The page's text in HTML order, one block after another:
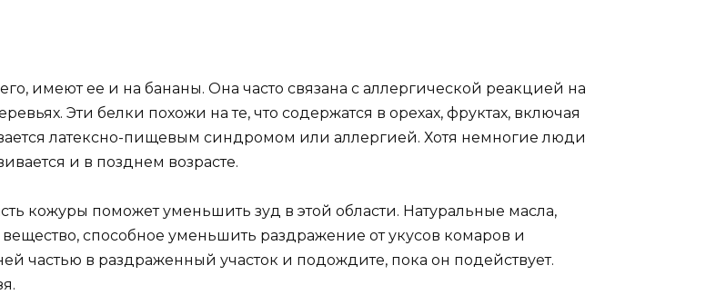
имеют ее и на бананы. Она часто связана с аллергической реакцией на
Эти белки похожи на те, что содержатся в орехах, фруктах, включая
латексно-пищевым синдромом или аллергией. Хотя немногие люди
и в позднем возрасте.
кожуры поможет уменьшить зуд в этой области. Натуральные масла,
способное уменьшить раздражение от укусов комаров и
частью в раздраженный участок и подождите, пока он подействует.